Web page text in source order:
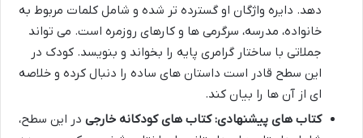
دهد. دایره واژگان او گسترده تر شده و شامل کلمات مربوط به
خانواده، مدرسه، سرگرمی ها و کارهای روزمره است. می تواند
جملاتی با ساختار گرامری پایه را بخواند و بنویسد. کودک در
این سطح قادر است داستان های ساده را دنبال کرده و خلاصه
ای از آن ها را بیان کند.
کتاب های پیشنهادی: کتاب های کودکانه خارجی در این سطح،